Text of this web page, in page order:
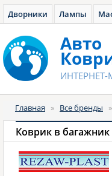
Дворники Лампы
Авто
Главная » Все бренды »
Коврик в багажник